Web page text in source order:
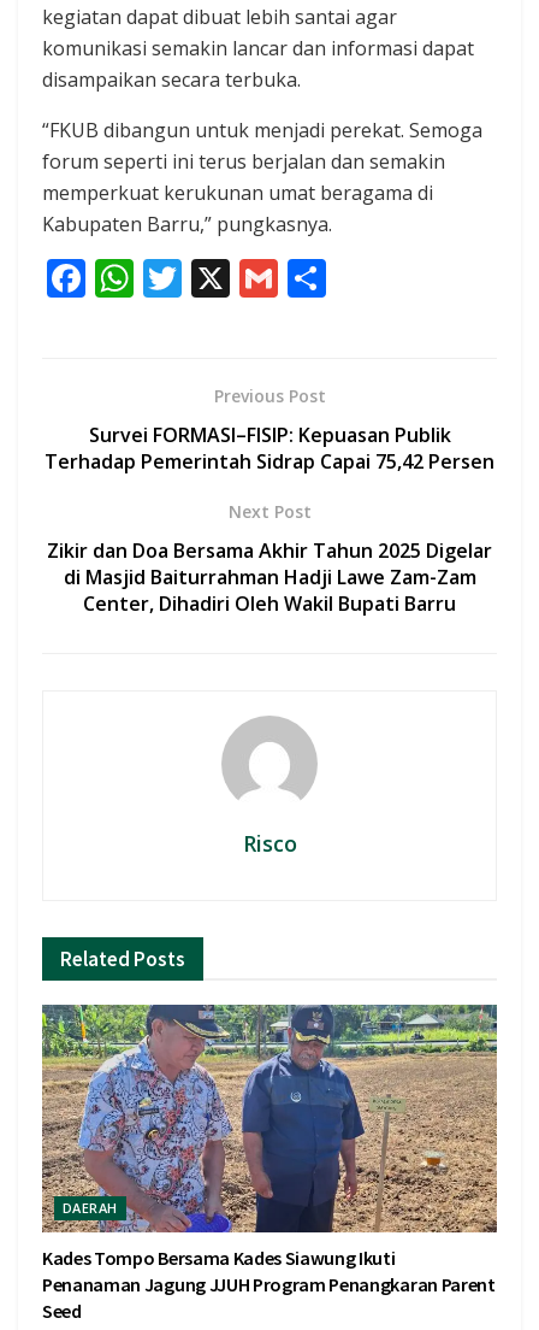
kegiatan dapat dibuat lebih santai agar
komunikasi semakin lancar dan informasi dapat
disampaikan secara terbuka.
“FKUB dibangun untuk menjadi perekat. Semoga
forum seperti ini terus berjalan dan semakin
memperkuat kerukunan umat beragama di
Kabupaten Barru,” pungkasnya.
F
o
o
W
A
p
T
er
X G
l
Previous Post
Survei FORMASI–FISIP: Kepuasan Publik
Terhadap Pemerintah Sidrap Capai 75,42 Persen
Next Post
Zikir dan Doa Bersama Akhir Tahun 2025 Digelar
di Masjid Baiturrahman Hadji Lawe Zam-Zam
Center, Dihadiri Oleh Wakil Bupati Barru
Risco
Related Posts
DAERAH
Kades Tompo Bersama Kades Siawung Ikuti
Penanaman Jagung JJUH Program Penangkaran Parent
Seed